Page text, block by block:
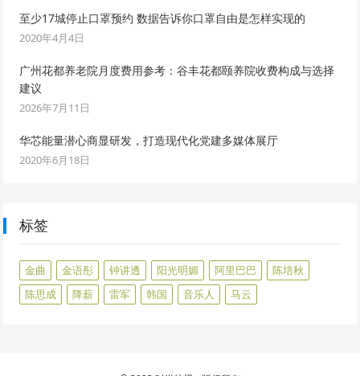
至少17城停止口罩预约 数据告诉你口罩自由是怎样实现的
2020年4月4日
广州花都养老院月度费用参考：谷丰花都颐养院收费构成与选择
建议
2026年7月11日
华芯能量潜心商显研发，打造现代化党建多媒体展厅
2020年6月18日
标签
金曲 金语彤 钟讲透 阳光明媚 阿里巴巴
陈培秋
陈思成
降薪 雷军 韩国 音乐人 马云